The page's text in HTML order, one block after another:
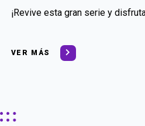
¡Revive esta gran serie y
VER MÁS